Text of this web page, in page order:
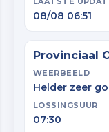
08/08 06:51
Provinciaal
WEERBEELD
Helder zeer
LOSSINGSUUR
07:30